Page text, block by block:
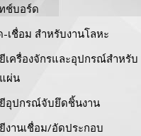
ช์บอร์ด
-เชื่อม สำหรับงานโลหะ
เครื่องจักรและอุปกรณ์สำหรับ
ผ่น
อุปกรณ์จับยึดชิ้นงาน
งานเชื่อม/อัดประกอบ